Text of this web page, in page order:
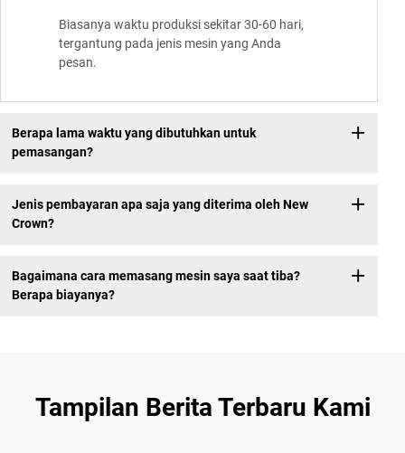
Biasanya waktu produksi sekitar 30-60 hari,
tergantung pada jenis mesin yang Anda
pesan.
Berapa lama waktu yang dibutuhkan untuk
pemasangan?
Jenis pembayaran apa saja yang diterima oleh New
Crown?
Bagaimana cara memasang mesin saya saat tiba?
Berapa biayanya?
Tampilan Berita Terbaru Kami